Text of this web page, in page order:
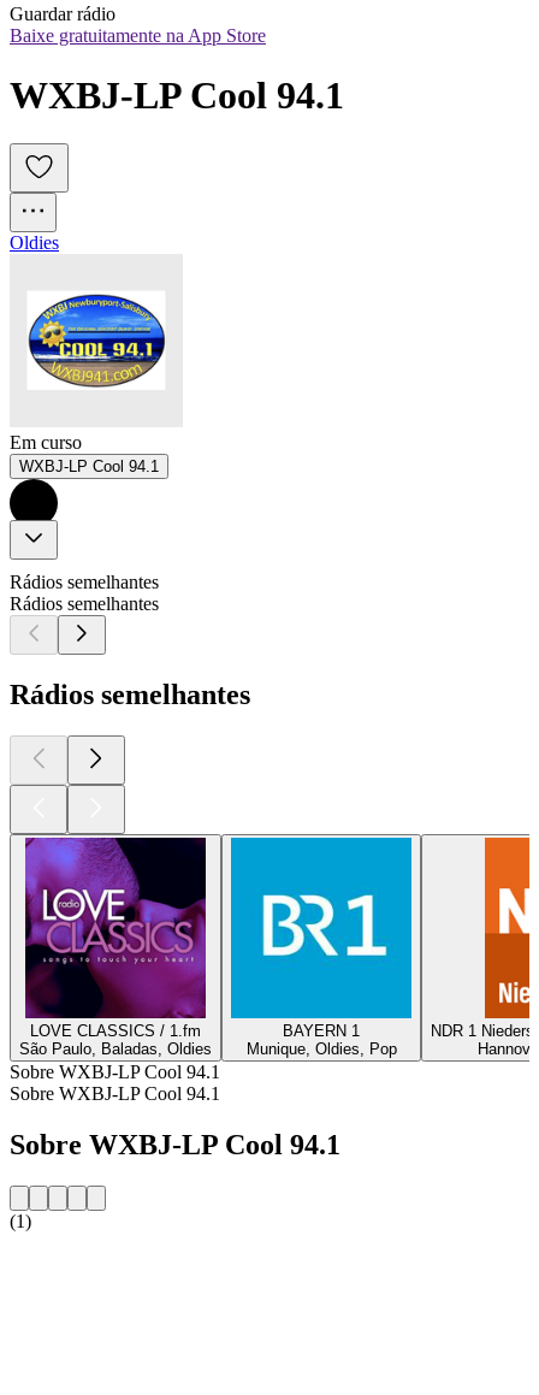
Guardar rádio
Baixe gratuitamente na App Store
WXBJ-LP Cool 94.1
Oldies
Em curso
WXBJ-LP Cool 94.1
Rádios semelhantes
Rádios semelhantes
Rádios semelhantes
LOVE CLASSICS / 1.fm
São Paulo, Baladas, Oldies
BAYERN 1
Munique, Oldies, Pop
NDR 1
Sobre WXBJ-LP Cool 94.1
Sobre WXBJ-LP Cool 94.1
Sobre WXBJ-LP Cool 94.1
(1)